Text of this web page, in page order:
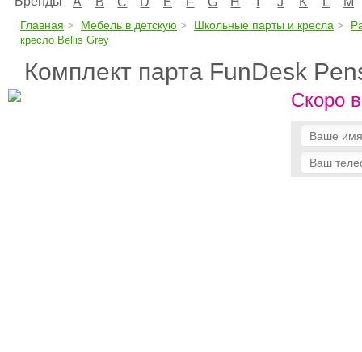
Главная Мебель в детскую Школьные парты и кресла
кресло Bellis Grey
Комплект парта FunDesk
Скоро